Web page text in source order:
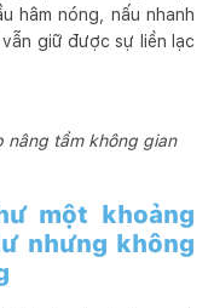
hâm nóng, nấu nhanh
giữ được sự liền lạc
nâng tầm không gian
một khoảng
nhưng không